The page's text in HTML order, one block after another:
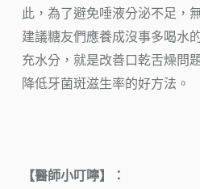
此，為了避免唾液分泌不足，
建議糖友們應養成沒事多喝水
充水分，就是改善口乾舌燥問
降低牙菌斑滋生率的好方法。
【醫師小叮嚀】：